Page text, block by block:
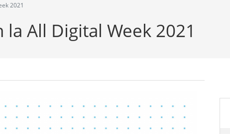
2021
All Digital Week 2021